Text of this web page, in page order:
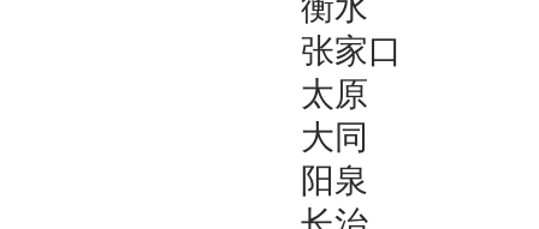
衡水
张家口
太原
大同
阳泉